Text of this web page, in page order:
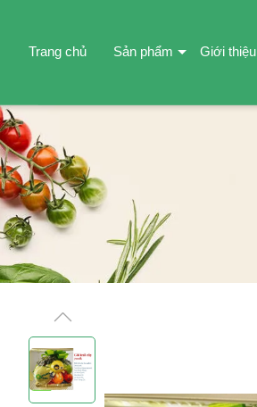
Trang chủ Sản phẩm Giới thiệu